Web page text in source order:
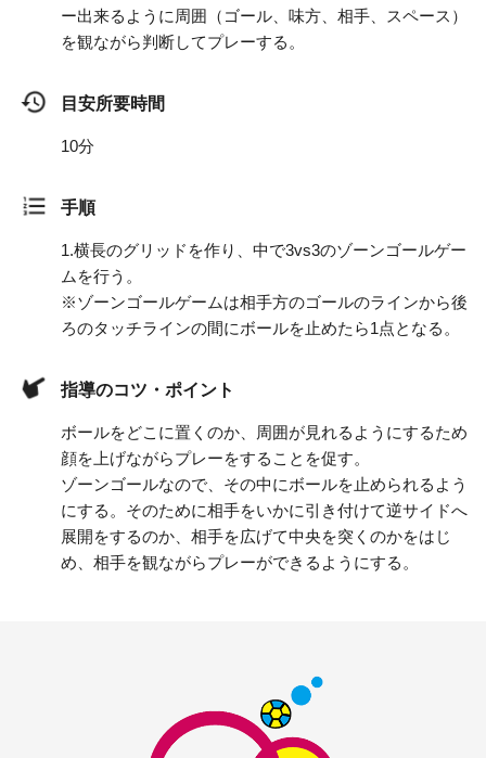
ー出来るように周囲（ゴール、味方、相手、スペース）
を観ながら判断してプレーする。
目安所要時間
10分
手順
1.横長のグリッドを作り、中で3vs3のゾーンゴールゲー
ムを行う。
※ゾーンゴールゲームは相手方のゴールのラインから後
ろのタッチラインの間にボールを止めたら1点となる。
指導のコツ・ポイント
ボールをどこに置くのか、周囲が見れるようにするため
顔を上げながらプレーをすることを促す。
ゾーンゴールなので、その中にボールを止められるよう
にする。そのために相手をいかに引き付けて逆サイドへ
展開をするのか、相手を広げて中央を突くのかをはじ
め、相手を観ながらプレーができるようにする。